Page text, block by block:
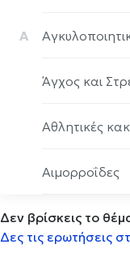
Α
Άγχος και
Αθλητικές
Αιμορροΐδες
Δεν βρίσκεις το
Δες τις ερωτήσεις